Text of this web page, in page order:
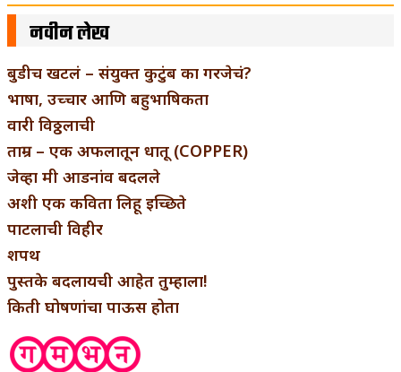
नवीन लेख
बुडीच खटलं – संयुक्त कुटुंब का गरजेचं?
भाषा, उच्चार आणि बहुभाषिकता
वारी विठ्ठलाची
ताम्र – एक अफलातून धातू (COPPER)
जेव्हा मी आडनांव बदलले
अशी एक कविता लिहू इच्छिते
पाटलाची विहीर
शपथ
पुस्तके बदलायची आहेत तुम्हाला!
किती घोषणांचा पाऊस होता